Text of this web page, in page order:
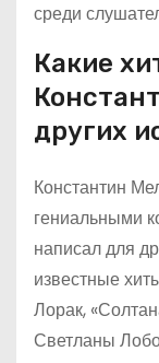
среди
Какие
других
Константин
гениальными
написал для
известные
Лорак,
Светланы